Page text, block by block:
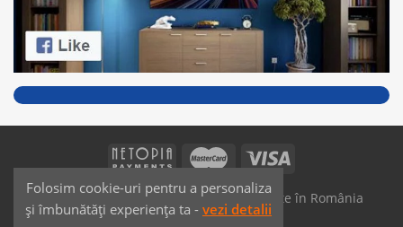
SAIKO MEDIA & SIGNS - Produse fabricate în România
Dezvoltat deJPG MEDIA
Folosim cookie-uri pentru a personaliza
și îmbunătăți experiența ta - vezi detalii